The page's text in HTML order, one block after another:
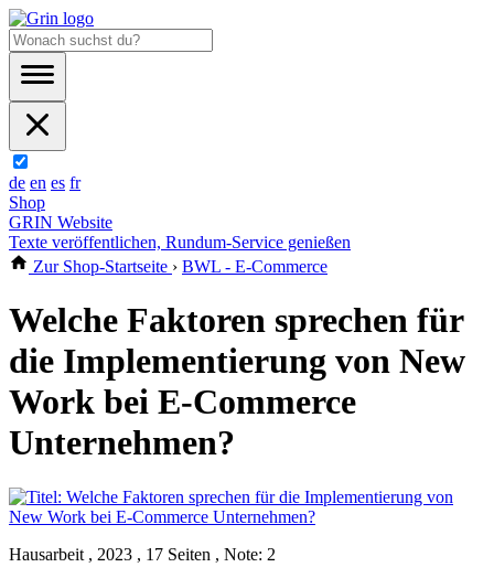
de en es fr
Shop
GRIN Website
Texte veröffentlichen, Rundum-Service genießen
Zur Shop-Startseite › BWL - E-Commerce
Welche Faktoren sprechen für
die Implementierung von New
Work bei E-Commerce
Unternehmen?
Hausarbeit , 2023 , 17 Seiten , Note: 2